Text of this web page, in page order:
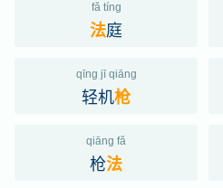
fǎ tíng
法庭
qīng jī qiāng
轻机枪
qiāng fǎ
枪法